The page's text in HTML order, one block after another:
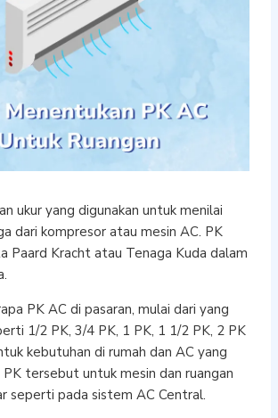
ukur yang digunakan untuk menilai
dari kompresor atau mesin AC. PK
Paard Kracht atau Tenaga Kuda dalam
PK AC di pasaran, mulai dari yang
1/2 PK, 3/4 PK, 1 PK, 1 1/2 PK, 2 PK
kebutuhan di rumah dan AC yang
tersebut untuk mesin dan ruangan
seperti pada sistem AC Central.